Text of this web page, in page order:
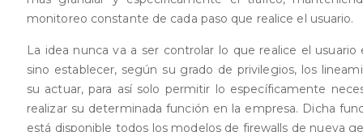
monitoreo constante de cada paso que realice el usuario.
La idea nunca va a ser controlar lo que realice el usuario
sino establecer, según su grado de privilegios, los
su actuar, para así solo permitir lo específicamente
realizar su determinada función en la empresa. Dicha
está disponible todos los modelos de firewalls de nueva